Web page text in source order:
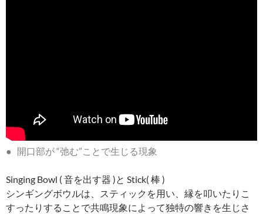
● 開口部が “弛む”ことで生じる現象
Singing Bowl ( 音を出す器 )と Stick( 棒 )
シンギングボウルは、スティックを用い、縁を叩いたりこ
すったりすることで共鳴現象によって独特の響きを生じさ